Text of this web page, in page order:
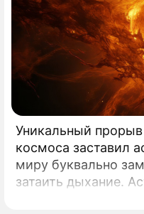
Уникальный
космоса заставил
миру буквально
затаить дыхание.
совершить